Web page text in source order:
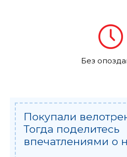
Без
Покупали
Тогда поделитесь
впечатлениями о